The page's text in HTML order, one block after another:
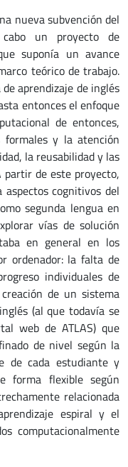
nueva subvención del
un proyecto de
suponía un avance
teórico de trabajo.
aprendizaje de inglés
entonces el enfoque
de entonces,
y la atención
la reusabilidad y las
partir de este proyecto,
cognitivos del
segunda lengua en
vías de solución
en general en los
ordenador: la falta de
individuales de
de un sistema
(al que todavía se
web de ATLAS) que
de nivel según la
de cada estudiante y
forma flexible según
relacionada
espiral y el
computacionalmente